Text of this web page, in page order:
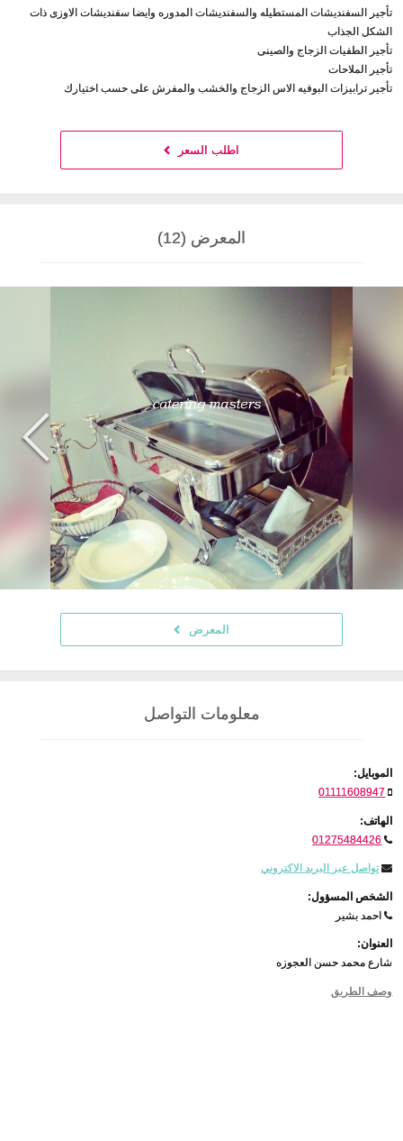
تأجير السفنديشات المستطيله والسفنديشات المدوره وايضا سفنديشات الاوزى ذات
الشكل الجذاب
تأجير الطفيات الزجاج والصينى
تأجير الملاحات
تأجير ترابيزات البوفيه الاس الزجاج والخشب والمفرش على حسب اختيارك
اطلب السعر
المعرض (12)
المعرض
معلومات التواصل
الموبايل:
01111608947
الهاتف:
01275484426
تواصل عبر البريد الاكتروني
الشخص المسؤول:
احمد بشير
العنوان:
شارع محمد حسن العجوزه
وصف الطريق